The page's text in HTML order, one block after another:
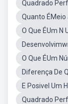
Quadrado
Quanto ÉMeio
O Que ÉUm
O Que ÉUm
Diferença De
E Posivel Um
Quadrado